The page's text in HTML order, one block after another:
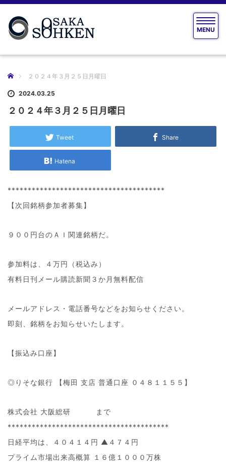
T
o
g
MENU
ホーム ２０２４年３月２５日月曜日
2024.03.25
２０２４年３月２５日月曜日
Tweet Share
Hatena
***************************************
【次回銘柄参加者募集】
９００円台のＡＩ関連銘柄だ。
参加料は、４万円（税込み）
有料日刊メール購読新聞３か月無料配信
メールアドレス・電話番号などをお知らせください。
即刻、銘柄をお知らせいたします。
【振込み口座】
◎りそな銀行 【梅田 支店 普通口座 ０４８１１５５】
株式会社 大阪総研 まで
****************************************
日経平均は、４０４１４円 ▲４７４円
プライム市場出来高概算 １６億１０００万株